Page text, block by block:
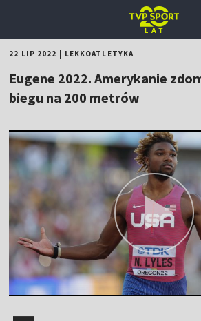
22 LIP 2022 LEKKOATLETYKA
Eugene 2022. Amerykanie
biegu na 200 metrów